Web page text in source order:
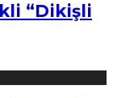
“Dikişli